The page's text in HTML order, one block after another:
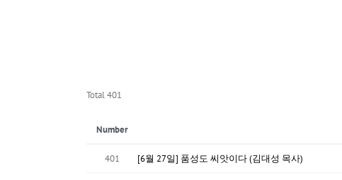
Total 401
Number
401 [6월 27일] 품성도 씨앗이다 (김대성 목사)